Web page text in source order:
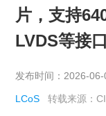
片，支持
LVDS等接口
发布时间：2026-
LCoS 转载来源：